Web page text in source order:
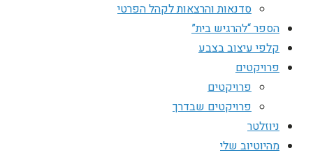
סדנאות והרצאות לקהל הפרטי
הספר “להרגיש בית”
קלפי עיצוב בצבע
פרויקטים
פרויקטים
פרויקטים שבדרך
ניוזלטר
מהיוטיוב שלי